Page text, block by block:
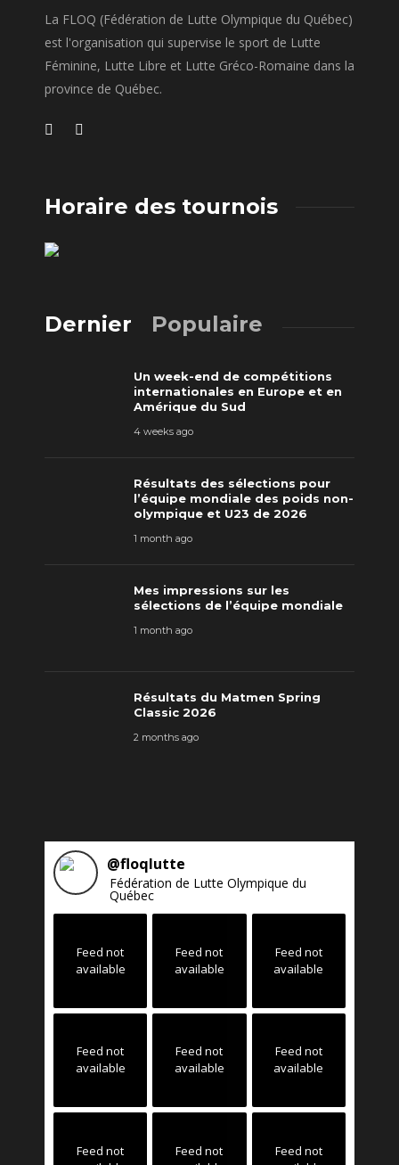
La FLOQ (Fédération de Lutte Olympique du Québec)
est l'organisation qui supervise le sport de Lutte
Féminine, Lutte Libre et Lutte Gréco-Romaine dans la
province de Québec.
Horaire des tournois
Dernier Populaire
Un week-end de compétitions
internationales en Europe et en
Amérique du Sud
4 weeks ago
Résultats des sélections pour
l’équipe mondiale des poids non-
olympique et U23 de 2026
1 month ago
Mes impressions sur les
sélections de l’équipe mondiale
1 month ago
Résultats du Matmen Spring
Classic 2026
2 months ago
@floqlutte
Fédération de Lutte Olympique du
Québec
Feed not
available
Feed not
available
Feed not
available
Feed not
available
Feed not
available
Feed not
available
Feed not
Feed not
Feed not